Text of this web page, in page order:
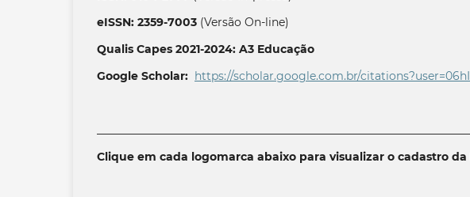
eISSN: 2359-7003 (Versão On-line)
Qualis Capes 2021-2024: A3 Educação
Google Scholar: https://scholar.google.com.br/citations?user=06
Clique em cada logomarca abaixo para visualizar o cadastro da